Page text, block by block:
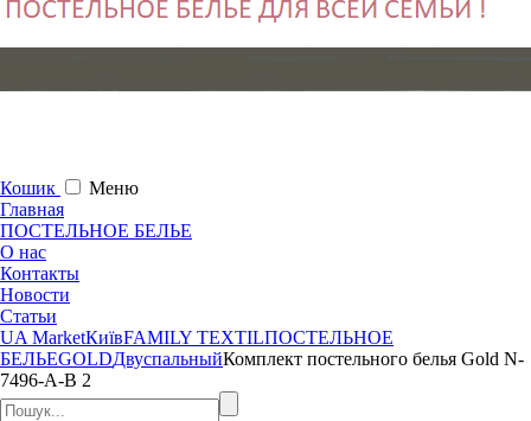
Кошик
Меню
Главная
ПОСТЕЛЬНОЕ БЕЛЬЕ
О нас
Контакты
Новости
Статьи
UA MarketКиївFAMILY TEXTILПОСТЕЛЬНОЕ
БЕЛЬЕGOLDДвуспальныйКомплект постельного белья Gold N-
7496-A-B 2